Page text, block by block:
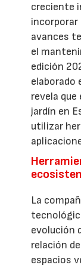
creciente
avances
el
edición
elaborado
revela
jardín en
utilizar
La
evolución
relación
espacios